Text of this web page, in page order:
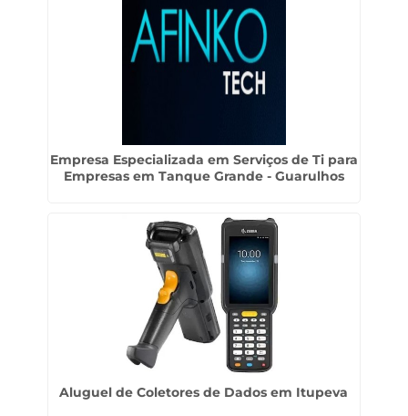
Empresa Especializada em Serviços de Ti para
Empresas em Tanque Grande - Guarulhos
Aluguel de Coletores de Dados em Itupeva